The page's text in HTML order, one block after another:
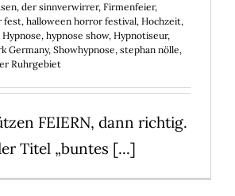
, der sinnverwirrer, Firmenfeier,
fest, halloween horror festival, Hochzeit,
Hypnose, hypnose show, Hypnotiseur,
Germany, Showhypnose, stephan nölle,
Ruhrgebiet
FEIERN, dann richtig.
Titel „buntes [...]